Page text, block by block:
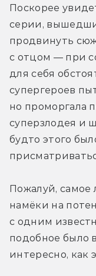
Поскорее
серии,
продвинуть
с отцом — при
для себя
супергероев
но проморгала
суперзлодея и
будто этого
Пожалуй, самое
намёки на
с одним
подобное было в
интересно, как